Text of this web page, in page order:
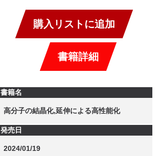
購入リストに追加
書籍詳細
書籍名
高分子の結晶化,延伸による高性能化
発売日
2024/01/19